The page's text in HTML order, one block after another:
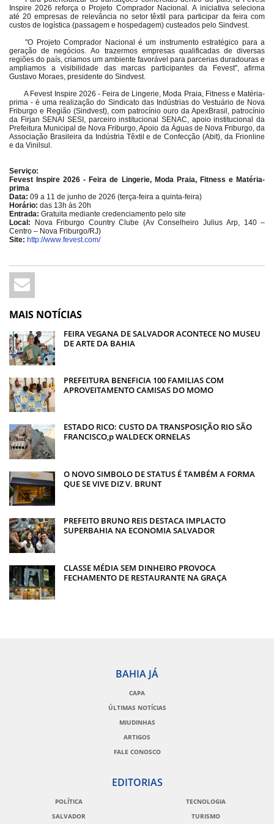
Inspire 2026 reforça o Projeto Comprador Nacional. A iniciativa seleciona
até 20 empresas de relevância no setor têxtil para participar da feira com
custos de logística (passagem e hospedagem) custeados pelo Sindvest.
"O Projeto Comprador Nacional é um instrumento estratégico para a
geração de negócios. Ao trazermos empresas qualificadas de diversas
regiões do país, criamos um ambiente favorável para parcerias duradouras e
ampliamos a visibilidade das marcas participantes da Fevest", afirma
Gustavo Moraes, presidente do Sindvest.
A Fevest Inspire 2026 - Feira de Lingerie, Moda Praia, Fitness e Matéria-
prima - é uma realização do Sindicato das Indústrias do Vestuário de Nova
Friburgo e Região (Sindvest), com patrocínio ouro da ApexBrasil, patrocínio
da Firjan SENAI SESI, parceiro institucional SENAC, apoio institucional da
Prefeitura Municipal de Nova Friburgo, Apoio da Águas de Nova Friburgo, da
Associação Brasileira da Indústria Têxtil e de Confecção (Abit), da Frionline
e da Vinilsul.
Serviço:
Fevest Inspire 2026 - Feira de Lingerie, Moda Praia, Fitness e Matéria-
prima
Data: 09 a 11 de junho de 2026 (terça-feira a quinta-feira)
Horário: das 13h às 20h
Entrada: Gratuita mediante credenciamento pelo site
Local: Nova Friburgo Country Clube (Av Conselheiro Julius Arp, 140 –
Centro – Nova Friburgo/RJ)
Site: http://www.fevest.com/
MAIS NOTÍCIAS
FEIRA VEGANA DE SALVADOR ACONTECE NO MUSEU
DE ARTE DA BAHIA
PREFEITURA BENEFICIA 100 FAMILIAS COM
APROVEITAMENTO CAMISAS DO MOMO
ESTADO RICO: CUSTO DA TRANSPOSIÇÃO RIO SÃO
FRANCISCO,p WALDECK ORNELAS
O NOVO SIMBOLO DE STATUS É TAMBÉM A FORMA
QUE SE VIVE DIZ V. BRUNT
PREFEITO BRUNO REIS DESTACA IMPLACTO
SUPERBAHIA NA ECONOMIA SALVADOR
CLASSE MÉDIA SEM DINHEIRO PROVOCA
FECHAMENTO DE RESTAURANTE NA GRAÇA
BAHIA JÁ
CAPA
ÚLTIMAS NOTÍCIAS
MIUDINHAS
ARTIGOS
FALE CONOSCO
EDITORIAS
POLÍTICA
SALVADOR
TECNOLOGIA
TURISMO